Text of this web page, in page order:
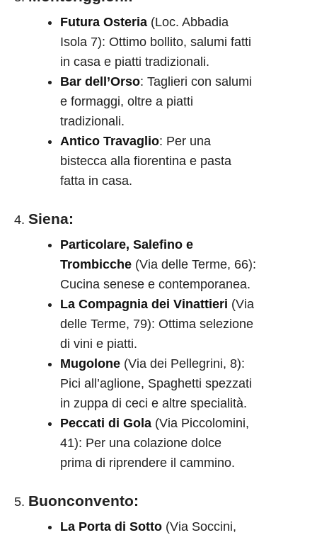
Futura Osteria (Loc. Abbadia
Isola 7): Ottimo bollito, salumi fatti
in casa e piatti tradizionali.
Bar dell’Orso: Taglieri con salumi
e formaggi, oltre a piatti
tradizionali.
Antico Travaglio: Per una
bistecca alla fiorentina e pasta
fatta in casa.
Siena:
Particolare, Salefino e
Trombicche (Via delle Terme, 66):
Cucina senese e contemporanea.
La Compagnia dei Vinattieri (Via
delle Terme, 79): Ottima selezione
di vini e piatti.
Mugolone (Via dei Pellegrini, 8):
Pici all’aglione, Spaghetti spezzati
in zuppa di ceci e altre specialità.
Peccati di Gola (Via Piccolomini,
41): Per una colazione dolce
prima di riprendere il cammino.
Buonconvento:
La Porta di Sotto (Via Soccini,